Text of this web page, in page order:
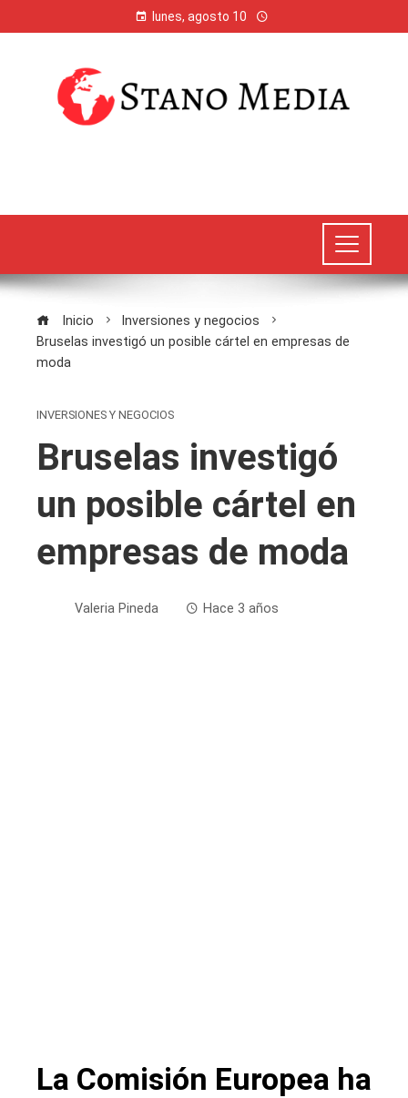
lunes, agosto 10
Inicio
Inversiones y negocios
Bruselas investigó un posible cártel en empresas de
moda
INVERSIONES Y NEGOCIOS
Bruselas investigó
un posible cártel en
empresas de moda
Valeria Pineda Hace 3 años
La Comisión Europea ha